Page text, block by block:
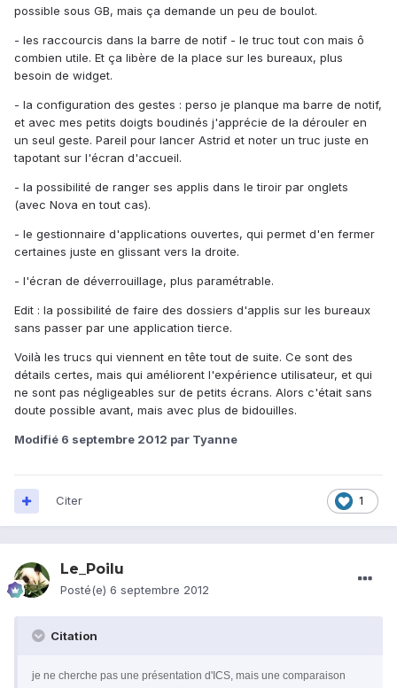
possible sous GB, mais ça demande un peu de boulot.
- les raccourcis dans la barre de notif - le truc tout con mais ô
combien utile. Et ça libère de la place sur les bureaux, plus
besoin de widget.
- la configuration des gestes : perso je planque ma barre de notif,
et avec mes petits doigts boudinés j'apprécie de la dérouler en
un seul geste. Pareil pour lancer Astrid et noter un truc juste en
tapotant sur l'écran d'accueil.
- la possibilité de ranger ses applis dans le tiroir par onglets
(avec Nova en tout cas).
- le gestionnaire d'applications ouvertes, qui permet d'en fermer
certaines juste en glissant vers la droite.
- l'écran de déverrouillage, plus paramétrable.
Edit : la possibilité de faire des dossiers d'applis sur les bureaux
sans passer par une application tierce.
Voilà les trucs qui viennent en tête tout de suite. Ce sont des
détails certes, mais qui améliorent l'expérience utilisateur, et qui
ne sont pas négligeables sur de petits écrans. Alors c'était sans
doute possible avant, mais avec plus de bidouilles.
Modifié 6 septembre 2012 par Tyanne
1
Citer
Le_Poilu
Posté(e) 6 septembre 2012
Citation
je ne cherche pas une présentation d'ICS, mais une comparaison